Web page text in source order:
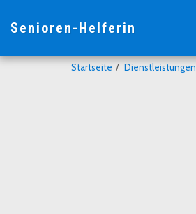
Senioren-Helferin
Startseite Dienstleistungen